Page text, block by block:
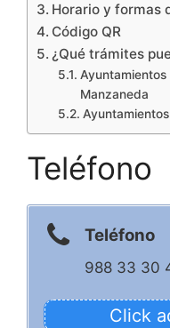
Horario y formas
Código QR
¿Qué trámites
Manzaneda
Teléfono
Teléfono
988 33 30
Click